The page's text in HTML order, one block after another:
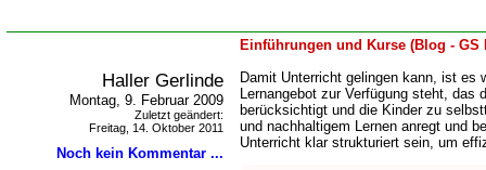
Einführungen und Kurse (Blog - GS
Haller Gerlinde
Montag, 9. Februar 2009
Zuletzt geändert:
Freitag, 14. Oktober 2011
Noch kein Kommentar ...
Damit Unterricht gelingen kann, ist es
Lernangebot zur Verfügung steht, das
berücksichtigt und die Kinder zu
und nachhaltigem Lernen anregt und
Unterricht klar strukturiert sein, um